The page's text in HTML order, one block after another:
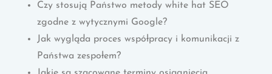
Czy stosują Państwo metody white hat SEO
zgodne z wytycznymi Google?
Jak wygląda proces współpracy i komunikacji z
Państwa zespołem?